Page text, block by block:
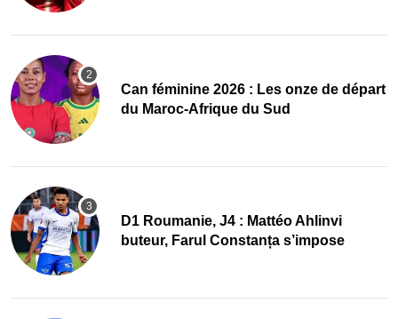
‎Can féminine 2026 : Les onze de départ
du Maroc-Afrique du Sud
D1 Roumanie, J4 : Mattéo Ahlinvi
buteur, Farul Constanța s’impose